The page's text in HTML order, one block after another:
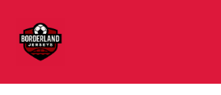
contenido